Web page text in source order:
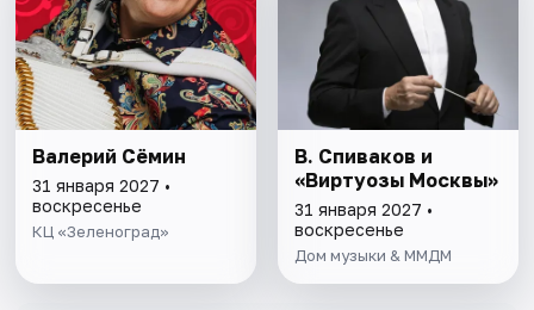
Валерий Сёмин
31 января 2027 •
воскресенье
КЦ «Зеленоград»
В. Спиваков и
«Виртуозы Москвы»
31 января 2027 •
воскресенье
Дом музыки & ММДМ